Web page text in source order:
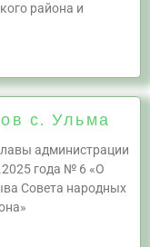
района и
с. Ульма
администрации
года № 6 «О
Совета народных